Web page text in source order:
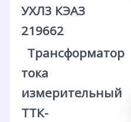
УХЛ3 КЭАЗ
219662
Трансформатор
тока
измерительный
ТТК-